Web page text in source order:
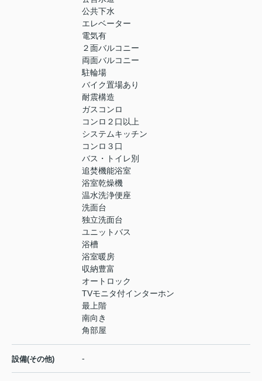
公共下水
エレベーター
電気有
２面バルコニー
両面バルコニー
駐輪場
バイク置場あり
耐震構造
ガスコンロ
コンロ２口以上
システムキッチン
コンロ３口
バス・トイレ別
追焚機能浴室
浴室乾燥機
温水洗浄便座
洗面台
独立洗面台
ユニットバス
浴槽
浴室暖房
収納豊富
オートロック
TVモニタ付インターホン
最上階
南向き
角部屋
設備(その他) -